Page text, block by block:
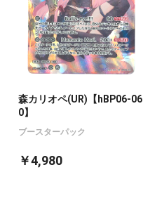
森カリオペ(UR)【hBP06-06
0】
ブースターパック
￥4,980